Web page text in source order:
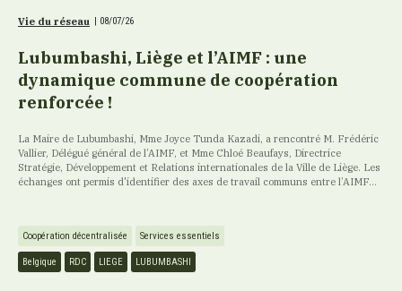
Vie du réseau 08/07/26
Lubumbashi, Liège et l’AIMF : une
dynamique commune de coopération
renforcée !
La Maire de Lubumbashi, Mme Joyce Tunda Kazadi, a rencontré M. Frédéric
Vallier, Délégué général de l’AIMF, et Mme Chloé Beaufays, Directrice
Stratégie, Développement et Relations internationales de la Ville de Liège. Les
échanges ont permis d'identifier des axes de travail communs entre l’AIMF...
Coopération décentralisée Services essentiels
Belgique RDC LIEGE LUBUMBASHI